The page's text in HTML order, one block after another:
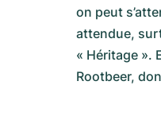
on peut
attendue,
« Héritage ».
Rootbeer,